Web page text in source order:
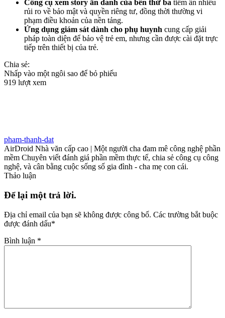
Công cụ xem story ẩn danh của bên thứ ba tiềm ẩn nhiều
rủi ro về bảo mật và quyền riêng tư, đồng thời thường vi
phạm điều khoản của nền tảng.
Ứng dụng giám sát dành cho phụ huynh cung cấp giải
pháp toàn diện để bảo vệ trẻ em, nhưng cần được cài đặt trực
tiếp trên thiết bị của trẻ.
Chia sẻ:
Nhấp vào một ngôi sao để bỏ phiếu
919 lượt xem
pham-thanh-dat
AirDroid Nhà văn cấp cao | Một người cha đam mê công nghệ phần
mềm Chuyên viết đánh giá phần mềm thực tế, chia sẻ công cụ công
nghệ, và cân bằng cuộc sống số gia đình - cha mẹ con cái.
Thảo luận
Để lại một trả lời.
Địa chỉ email của bạn sẽ không được công bố. Các trường bắt buộc
được đánh dấu*
Bình luận *